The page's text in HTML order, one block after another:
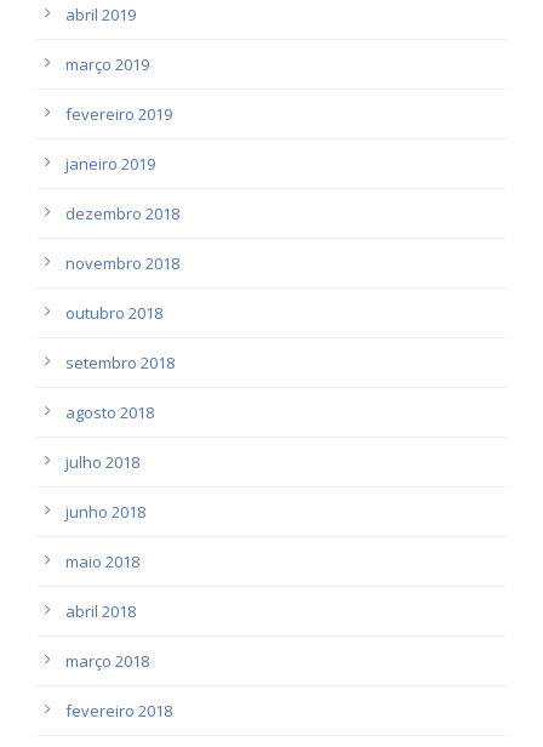
abril 2019
março 2019
fevereiro 2019
janeiro 2019
dezembro 2018
novembro 2018
outubro 2018
setembro 2018
agosto 2018
julho 2018
junho 2018
maio 2018
abril 2018
março 2018
fevereiro 2018